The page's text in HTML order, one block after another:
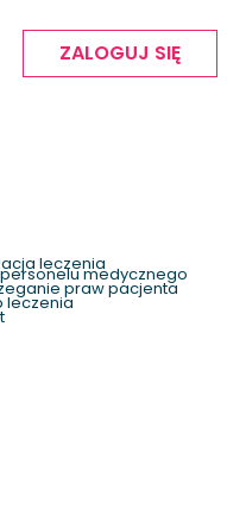
ZALOGUJ SIĘ
leczeniamedycznego
praw pacjenta
leczenia